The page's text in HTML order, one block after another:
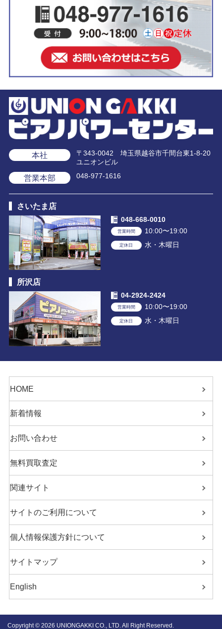
本社
〒343-0042 埼玉県越谷市千間台東1-8-20
ユニオンビル
営業本部 048-977-1616
さいたま店
048-668-0010
営業時間 10:00〜19:00
定休日 水・木曜日
所沢店
04-2924-2424
営業時間 10:00〜19:00
定休日 水・木曜日
HOME
新着情報
お問い合わせ
無料買取査定
関連サイト
サイトのご利用について
個人情報保護方針について
サイトマップ
English
Copyright © 2026 UNIONGAKKI CO., LTD. All Right Reserved.